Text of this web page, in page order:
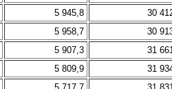
5 945,8
30
5 958,7
30
5 907,3
31
5 809,9
31